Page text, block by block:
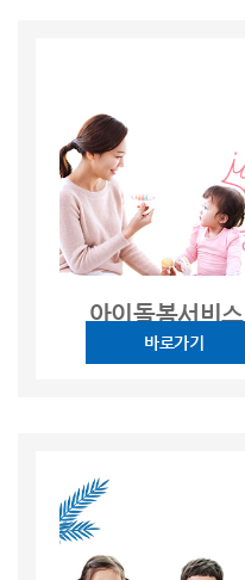
아이돌봄서비스
바로가기